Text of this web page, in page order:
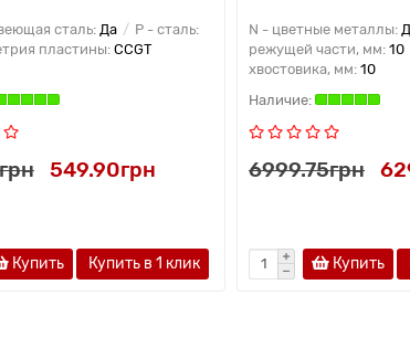
сталь: Да
P - сталь:
пластины: CCGT
549.90грн
Купить Купить в 1 клик
N - цветные металлы:
режущей части, мм: 10
хвостовика, мм: 10
6999.75грн
Купить